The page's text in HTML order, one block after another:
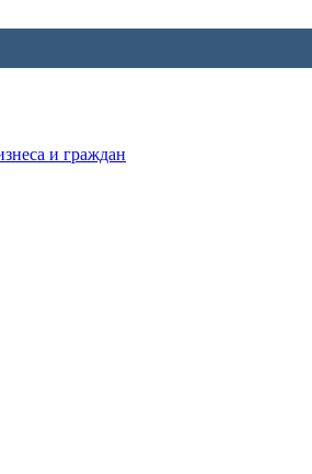
и граждан